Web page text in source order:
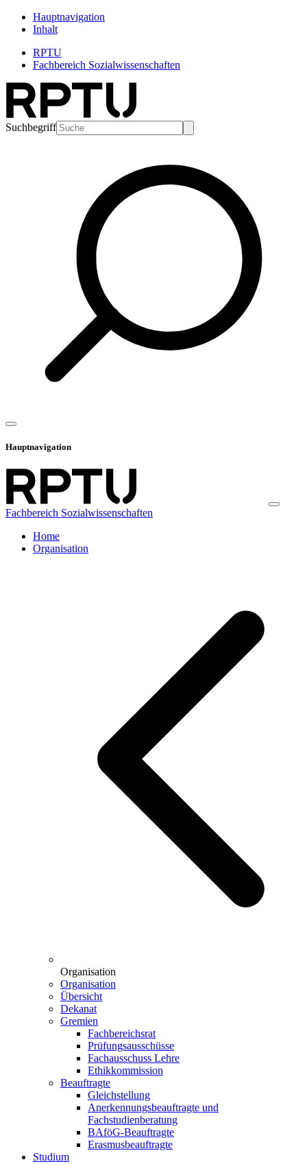
Hauptnavigation
Inhalt
RPTU
Fachbereich Sozialwissenschaften
Suchbegriff
Hauptnavigation
Fachbereich Sozialwissenschaften
Home
Organisation
Organisation
Organisation
Übersicht
Dekanat
Gremien
Fachbereichsrat
Prüfungsausschüsse
Fachausschuss Lehre
Ethikkommission
Beauftragte
Gleichstellung
Anerkennungsbeauftragte und
Fachstudienberatung
BAföG-Beauftragte
Erasmusbeauftragte
Studium